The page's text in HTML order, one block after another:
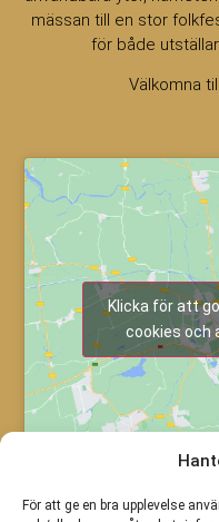
För att ge en bra upplevelse
mässan till en stor
för både
Välkomna
Klicka för att
cookies och